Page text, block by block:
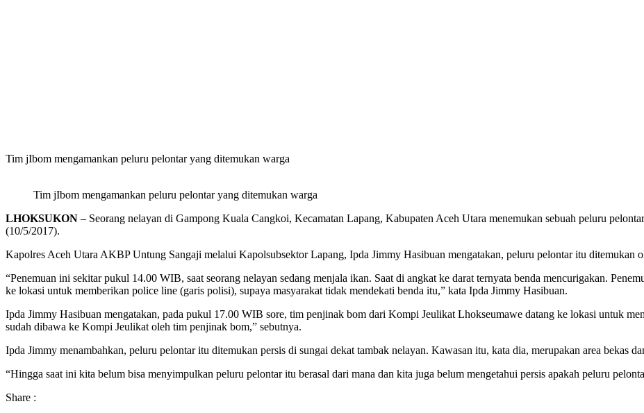
Tim jIbom mengamankan peluru pelontar yang ditemukan warga
Tim jIbom mengamankan peluru pelontar yang ditemukan warga
LHOKSUKON – Seorang nelayan di Gampong Kuala Cangkoi, Kecamatan Lapang, Kabupaten Aceh Utara menemukan sebuah peluru
(10/5/2017).
Kapolres Aceh Utara AKBP Untung Sangaji melalui Kapolsubsektor Lapang, Ipda Jimmy Hasibuan mengatakan, peluru pelontar itu ditemukan
“Penemuan ini sekitar pukul 14.00 WIB, saat seorang nelayan sedang menjala ikan. Saat di angkat ke darat ternyata benda mencurigakan.
ke lokasi untuk memberikan police line (garis polisi), supaya masyarakat tidak mendekati benda itu,” kata Ipda Jimmy Hasibuan.
Ipda Jimmy Hasibuan mengatakan, pada pukul 17.00 WIB sore, tim penjinak bom dari Kompi Jeulikat Lhokseumawe datang ke lokasi untuk
sudah dibawa ke Kompi Jeulikat oleh tim penjinak bom,” sebutnya.
Ipda Jimmy menambahkan, peluru pelontar itu ditemukan persis di sungai dekat tambak nelayan. Kawasan itu, kata dia, merupakan area bekas
“Hingga saat ini kita belum bisa menyimpulkan peluru pelontar itu berasal dari mana dan kita juga belum mengetahui persis apakah peluru
Share :